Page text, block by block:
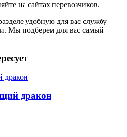
на сайтах перевозчиков.
удобную для вас службу
Мы подберем для вас самый
дракон